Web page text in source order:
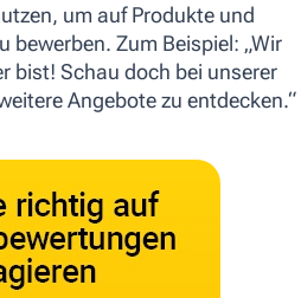
um auf Produkte und
bewerben. Zum Beispiel: „Wir
bist! Schau doch bei unserer
Angebote zu entdecken.“